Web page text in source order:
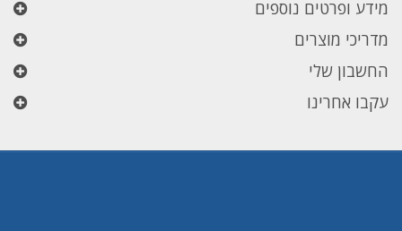
מידע ופרטים נוספים
מדריכי מוצרים
החשבון שלי
עקבו אחרינו